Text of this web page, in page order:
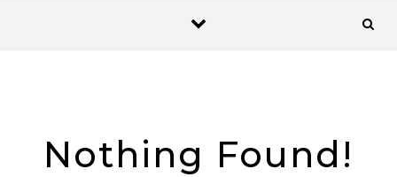
Nothing Found!